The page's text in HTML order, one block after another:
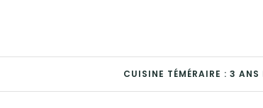
CUISINE TÉMÉRAIRE : 3